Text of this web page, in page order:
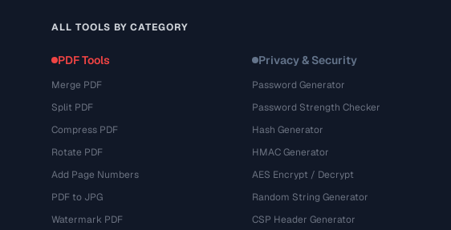
ALL TOOLS BY CATEGORY
PDF Tools
Merge PDF
Split PDF
Compress PDF
Rotate PDF
Add Page Numbers
PDF to JPG
Watermark PDF
Privacy & Security
Password Generator
Password Strength Checker
Hash Generator
HMAC Generator
AES Encrypt / Decrypt
Random String Generator
CSP Header Generator